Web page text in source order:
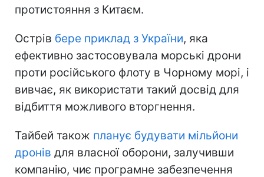
протистояння з Китаєм.
Острів бере приклад з України, яка
ефективно застосовувала морські дрони
проти російського флоту в Чорному морі, і
вивчає, як використати такий досвід для
відбиття можливого вторгнення.
Тайбей також планує будувати мільйони
дронів для власної оборони, залучивши
компанію, чиє програмне забезпечення